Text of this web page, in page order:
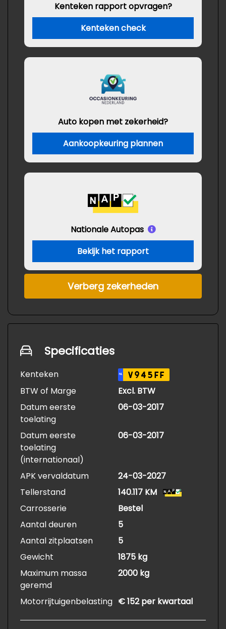
Kenteken rapport opvragen?
Kenteken check
Auto kopen met zekerheid?
Aankoopkeuring plannen
Nationale Autopas
Bekijk het rapport
Verberg zekerheden
Specificaties
Kenteken NL V945FF
BTW of Marge
Excl. BTW
Datum eerste
toelating
06-03-2017
Datum eerste
toelating
(internationaal)
06-03-2017
APK vervaldatum
24-03-2027
Tellerstand
140.117 KM
Carrosserie
Bestel
Aantal deuren
5
Aantal zitplaatsen
5
Gewicht
1875 kg
Maximum massa
geremd
2000 kg
Motorrijtuigenbelasting € 152 per kwartaal